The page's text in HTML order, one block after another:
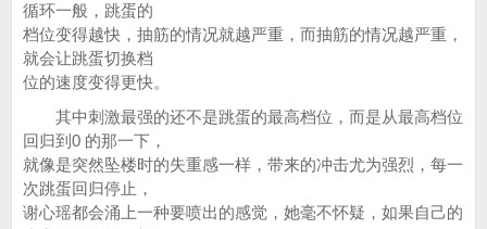
循环一般，跳蛋的
档位变得越快，抽筋的情况就越严重，而抽筋的情况越严重，
就会让跳蛋切换档
位的速度变得更快。
其中刺激最强的还不是跳蛋的最高档位，而是从最高档位
回归到0 的那一下，
就像是突然坠楼时的失重感一样，带来的冲击尤为强烈，每一
次跳蛋回归停止，
谢心瑶都会涌上一种要喷出的感觉，她毫不怀疑，如果自己的